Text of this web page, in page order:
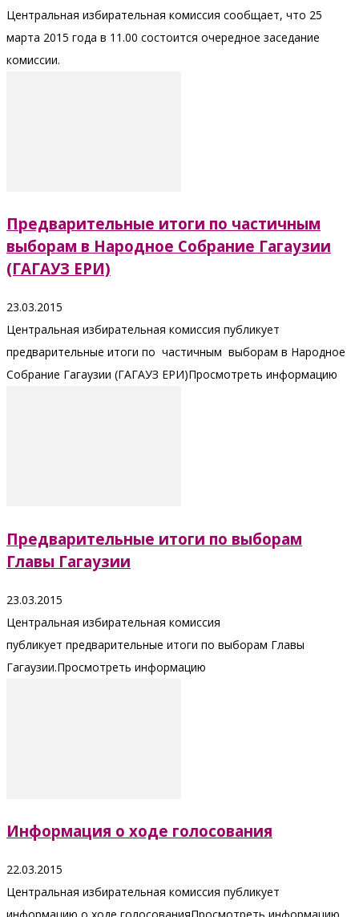
Центральная избирательная комиссия сообщает, что 25
марта 2015 года в 11.00 состоится очередное заседание
комиссии.
Предварительные итоги по частичным
выборам в Народное Собрание Гагаузии
(ГАГАУЗ ЕРИ)
23.03.2015
Центральная избирательная комиссия публикует
предварительные итоги по частичным выборам в Народное
Собрание Гагаузии (ГАГАУЗ ЕРИ)Просмотреть информацию
Предварительные итоги по выборам
Главы Гагаузии
23.03.2015
Центральная избирательная комиссия
публикует предварительные итоги по выборам Главы
Гагаузии.Просмотреть информацию
Информация о ходе голосования
22.03.2015
Центральная избирательная комиссия публикует